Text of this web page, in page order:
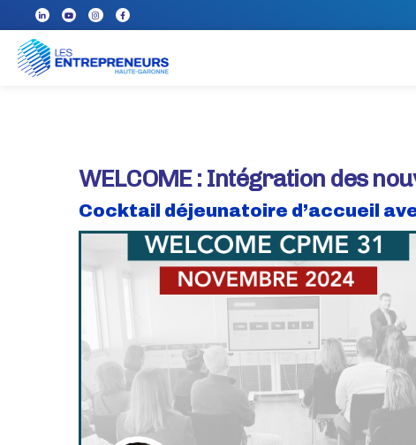
WELCOME : Intégration des
Cocktail déjeunatoire d’accueil